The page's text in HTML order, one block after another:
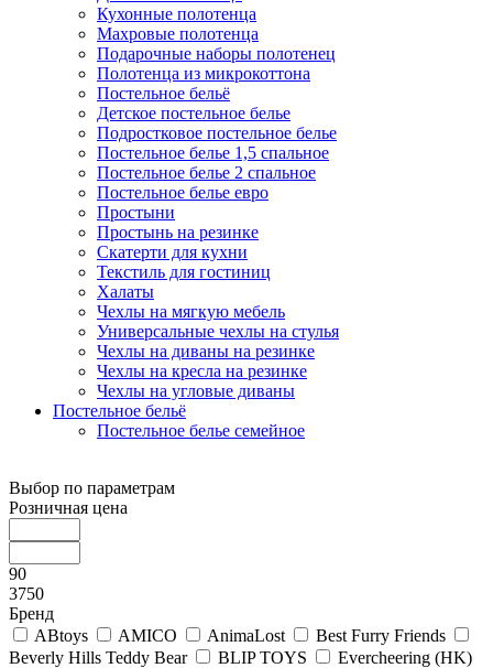
Кухонные полотенца
Махровые полотенца
Подарочные наборы полотенец
Полотенца из микрокоттона
Постельное бельё
Детское постельное белье
Подростковое постельное белье
Постельное белье 1,5 спальное
Постельное белье 2 спальное
Постельное белье евро
Простыни
Простынь на резинке
Скатерти для кухни
Текстиль для гостиниц
Халаты
Чехлы на мягкую мебель
Универсальные чехлы на стулья
Чехлы на диваны на резинке
Чехлы на кресла на резинке
Чехлы на угловые диваны
Постельное бельё
Постельное белье семейное
Выбор по параметрам
Розничная цена
90
3750
Бренд
ABtoys
AMICO AnimaLost
Best Furry Friends
Beverly Hills Teddy Bear
BLIP TOYS
Evercheering (HK)